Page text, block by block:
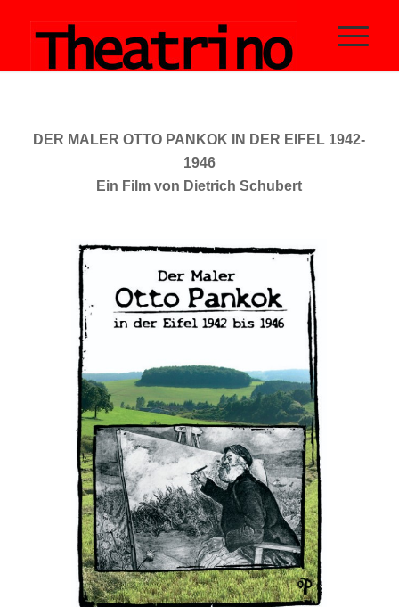
DER MALER OTTO PANKOK IN DER EIFEL 1942-
1946
Ein Film von Dietrich Schubert